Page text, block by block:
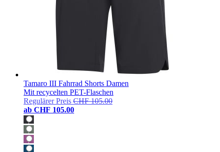
Tamaro III Fahrrad Shorts Damen
Mit recycelten PET-Flaschen
Regulärer Preis CHF 105.00
ab CHF 105.00